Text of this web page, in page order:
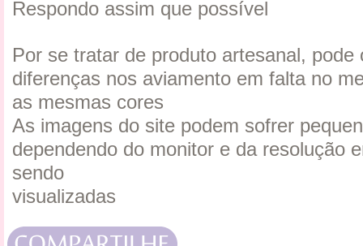
Respondo assim que possível
Por se tratar de produto artesanal, pode
diferenças nos aviamento em falta no
as mesmas cores
As imagens do site podem sofrer
dependendo do monitor e da resolução
sendo
visualizadas